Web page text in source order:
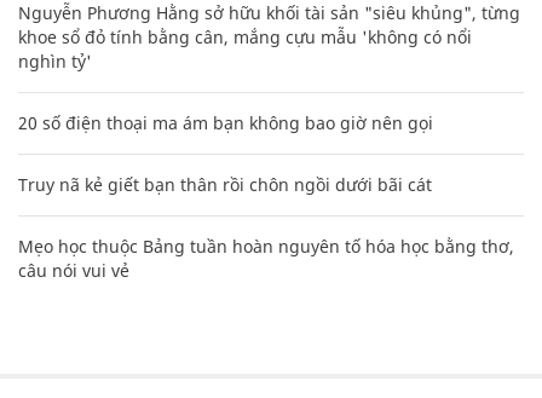
Nguyễn Phương Hằng sở hữu khối tài sản "siêu khủng", từng
khoe sổ đỏ tính bằng cân, mắng cựu mẫu 'không có nổi
nghìn tỷ'
20 số điện thoại ma ám bạn không bao giờ nên gọi
Truy nã kẻ giết bạn thân rồi chôn ngồi dưới bãi cát
Mẹo học thuộc Bảng tuần hoàn nguyên tố hóa học bằng thơ,
câu nói vui vẻ